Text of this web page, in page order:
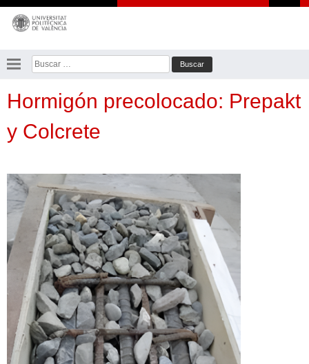
Saltar
contenido
Buscar:
Hormigón precolocado: Prepakt
y Colcrete